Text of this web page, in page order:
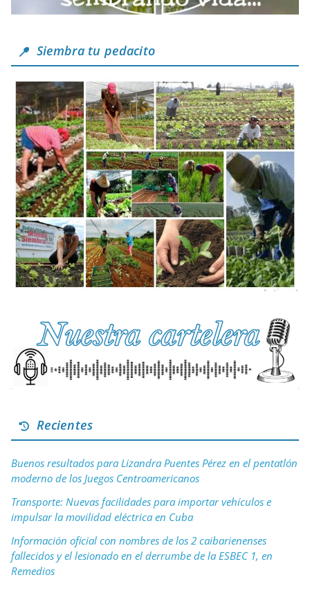
Siembra tu pedacito
Recientes
Buenos resultados para Lizandra Puentes Pérez en el pentatlón
moderno de los Juegos Centroamericanos
Transporte: Nuevas facilidades para importar vehículos e
impulsar la movilidad eléctrica en Cuba
Información oficial con nombres de los 2 caibarienenses
fallecidos y el lesionado en el derrumbe de la ESBEC 1, en
Remedios